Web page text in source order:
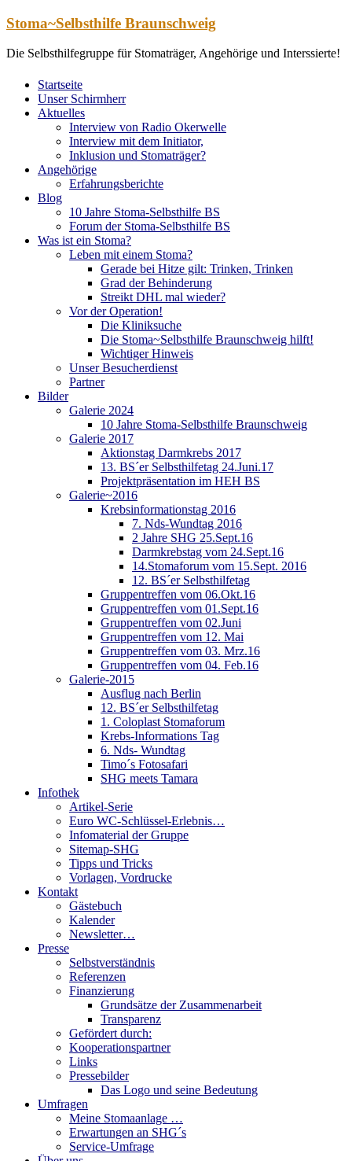
Zum
springen
Stoma~Selbsthilfe Braunschweig
Die Selbsthilfegruppe für Stomaträger, Angehörige und Interssierte!
Startseite
Unser Schirmherr
Aktuelles
Interview von Radio Okerwelle
Interview mit dem Initiator,
Inklusion und Stomaträger?
Angehörige
Erfahrungsberichte
Blog
10 Jahre Stoma-Selbsthilfe BS
Forum der Stoma-Selbsthilfe BS
Was ist ein Stoma?
Leben mit einem Stoma?
Gerade bei Hitze gilt: Trinken, Trinken
Grad der Behinderung
Streikt DHL mal wieder?
Vor der Operation!
Die Kliniksuche
Die Stoma~Selbsthilfe Braunschweig hilft!
Wichtiger Hinweis
Unser Besucherdienst
Partner
Bilder
Galerie 2024
10 Jahre Stoma-Selbsthilfe Braunschweig
Galerie 2017
Aktionstag Darmkrebs 2017
13. BS´er Selbsthilfetag 24.Juni.17
Projektpräsentation im HEH BS
Galerie~2016
Krebsinformationstag 2016
7. Nds-Wundtag 2016
2 Jahre SHG 25.Sept.16
Darmkrebstag vom 24.Sept.16
14.Stomaforum vom 15.Sept. 2016
12. BS´er Selbsthilfetag
Gruppentreffen vom 06.Okt.16
Gruppentreffen vom 01.Sept.16
Gruppentreffen vom 02.Juni
Gruppentreffen vom 12. Mai
Gruppentreffen vom 03. Mrz.16
Gruppentreffen vom 04. Feb.16
Galerie-2015
Ausflug nach Berlin
12. BS´er Selbsthilfetag
1. Coloplast Stomaforum
Krebs-Informations Tag
6. Nds- Wundtag
Timo´s Fotosafari
SHG meets Tamara
Infothek
Artikel-Serie
Euro WC-Schlüssel-Erlebnis…
Infomaterial der Gruppe
Sitemap-SHG
Tipps und Tricks
Vorlagen, Vordrucke
Kontakt
Gästebuch
Kalender
Newsletter…
Presse
Selbstverständnis
Referenzen
Finanzierung
Grundsätze der Zusammenarbeit
Transparenz
Gefördert durch:
Kooperationspartner
Links
Pressebilder
Das Logo und seine Bedeutung
Umfragen
Meine Stomaanlage …
Erwartungen an SHG´s
Service-Umfrage